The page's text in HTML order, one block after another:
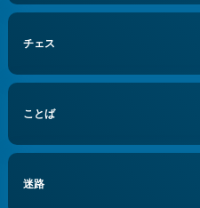
チェス
ことば
迷路